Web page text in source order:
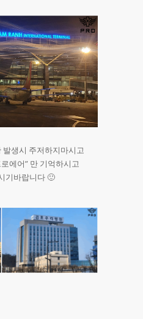
생시 주저하지마시고
에어” 만 기억하시고
기바랍니다 🙂